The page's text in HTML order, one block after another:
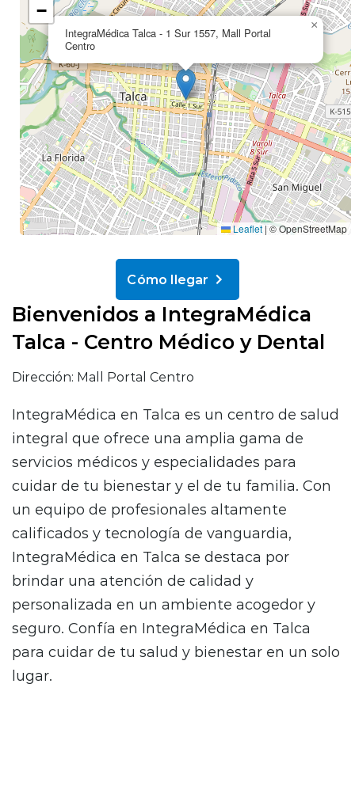
Bienvenidos a IntegraMédica
Talca - Centro Médico y Dental
Dirección: Mall Portal Centro
IntegraMédica en Talca es un centro de salud
integral que ofrece una amplia gama de
servicios médicos y especialidades para
cuidar de tu bienestar y el de tu familia. Con
un equipo de profesionales altamente
calificados y tecnología de vanguardia,
IntegraMédica en Talca se destaca por
brindar una atención de calidad y
personalizada en un ambiente acogedor y
seguro. Confía en IntegraMédica en Talca
para cuidar de tu salud y bienestar en un solo
lugar.
IntegraMédica Talca - 1 Sur 1557, Mall Portal
Centro
×
−
Leaflet|© OpenStreetMap
Cómo llegar